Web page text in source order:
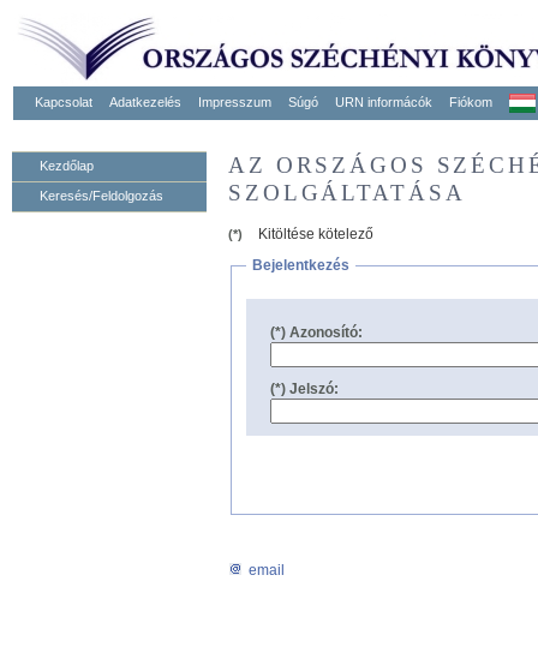
Kapcsolat Adatkezelés Impresszum Súgó URN informácók Fiókom
Kezdőlap
Keresés/Feldolgozás
AZ ORSZÁGOS
SZOLGÁLTATÁSA
(*)
Kitöltése kötelező
Bejelentkezés
(*) Azonosító:
(*) Jelszó:
email